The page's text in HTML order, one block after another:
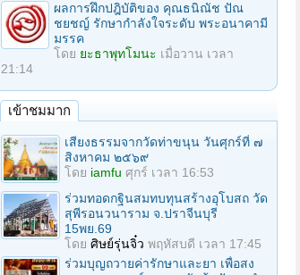
ผลการฝึกปฎิบัติของ คุณธนิณัช ปัณ
ชยชญ์ รักษากำลังใจระดับ พระอนาคามี
มรรค
โดย ยะธาพุทโมนะ เมื่อวาน เวลา
21:14
เข้าชมมาก
เสียงธรรมจากวัดท่าขนุน วันศุกร์ที่ ๗
สิงหาคม ๒๕๖๙
โดย iamfu ศุกร์ เวลา 16:53
ร่วมทอดกฐินสมทบทุนสร้างอุโบสถ วัด
สุพีรอนวนาราม จ.ปราจีนบุรี
15พย.69
โดย ศิษย์รุ่นจิ๋ว พฤหัสบดี เวลา 17:45
ร่วมบุญถวายค่ารักษาและยา เพื่อสง